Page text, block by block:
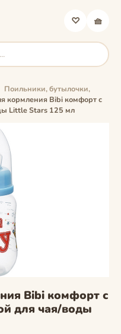
♡ 🧺
Поильники, бутылочки,
кормления Bibi комфорт с
Little Stars 125 мл
Bibi комфорт с
для чая/воды